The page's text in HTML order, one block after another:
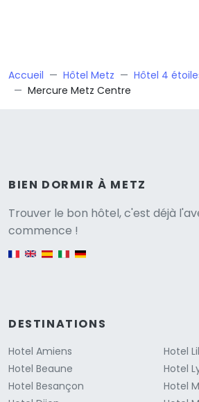
Accueil Hôtel Metz
Hôtel 4
Mercure Metz Centre
BIEN DORMIR À METZ
Trouver le bon hôtel, c'est déjà
commence !
English version
DESTINATIONS
Hotel Amiens
Hotel Beaune
Hotel Besançon
Hotel
Hotel
Hotel